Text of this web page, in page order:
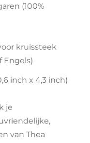
(100%
kruissteek
Engels)
inch x 4,3 inch)
je
van Thea